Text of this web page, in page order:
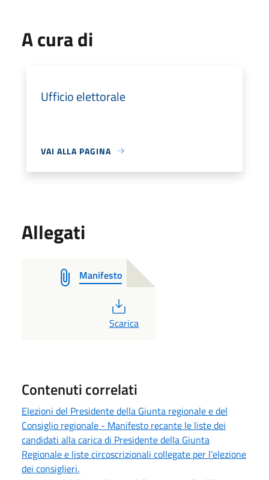
A cura di
Ufficio elettorale
VAI ALLA PAGINA
Allegati
Manifesto
PDF
Scarica
Contenuti correlati
Elezioni del Presidente della Giunta regionale e del
Consiglio regionale - Manifesto recante le liste dei
candidati alla carica di Presidente della Giunta
Regionale e liste circoscrizionali collegate per l’elezione
dei consiglieri.